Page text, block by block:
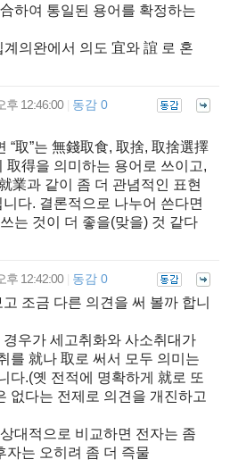
하여 통일된 용어를 확정하는
의완에서 의도 宜와 誼 로 혼
후 12:46:00 동감 0
“取”는 無錢取食, 取捨, 取捨選擇
取得을 의미하는 용어로 쓰이고,
業과 같이 좀 더 관념적인 표현
다. 결론적으로 나누어 쓴다면
는 것이 더 좋을(맞을) 것 같다
후 12:42:00 동감 0
조금 다른 의견을 써 볼까 합니
우가 세고취화와 사소취대가
를 就나 取로 써서 모두 의미는
다.(옛 전적에 명확하게 就로 또
없다는 전제로 의견을 개진하고
대적으로 비교하면 전자는 좀
자는 오히려 좀 더 즉물